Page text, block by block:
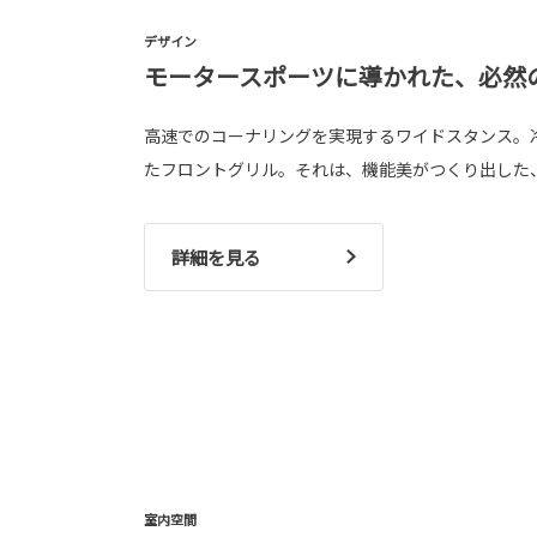
デザイン
モータースポーツに導かれた、必然
高速でのコーナリングを実現するワイドスタンス
たフロントグリル。それは、機能美がつくり出し
詳細を見る
室内空間